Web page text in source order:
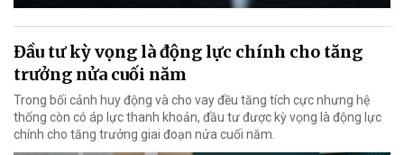
Đầu tư kỳ vọng là động lực chính cho tăng
trưởng nửa cuối năm
Trong bối cảnh huy động và cho vay đều tăng tích cực nhưng hệ
thống còn có áp lực thanh khoản, đầu tư được kỳ vọng là động lực
chính cho tăng trưởng giai đoạn nửa cuối năm.